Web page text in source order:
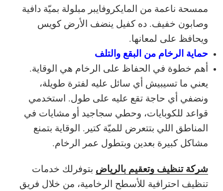
ممسحة ناعمة من المايكروفايبر مبلولة بميّة دافية
وصابون خفيف. ده كفيل ينضف الأرض كويس
ويحافظ على لمعانها.
حماية الرخام من البقع والتلف
أهم خطوة في الحفاظ على الرخام هي الوقاية.
يعني ما تسيبيش أي سائل عليه لفترة طويلة،
ونضفي أي حاجة تقع عليه على طول. استخدمي
قواعد للكوبايات، وحطي سجاجيد أو مشايات في
المناطق اللي بتتعرض للميّة كتير. الوقاية بتمنع
مشاكل كبيرة بعدين وبتطول عمر الرخام.
شركة تنظيف وتعقيم بالرياض بتوفرلك خدمات
تنظيف احترافية للأسطح الرخامية، من خلال فريق